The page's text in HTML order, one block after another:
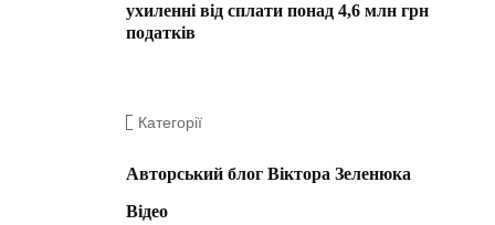
ухиленні від сплати понад 4,6 млн грн
податків
Категорії
Авторський блог Віктора Зеленюка
Відео